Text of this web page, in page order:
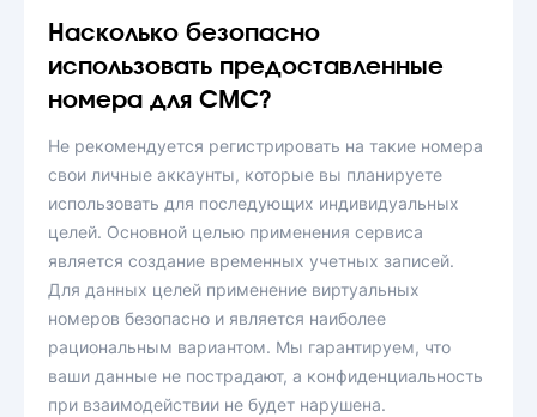
Насколько безопасно
использовать предоставленные
номера для СМС?
Не рекомендуется регистрировать на такие номера
свои личные аккаунты, которые вы планируете
использовать для последующих индивидуальных
целей. Основной целью применения сервиса
является создание временных учетных записей.
Для данных целей применение виртуальных
номеров безопасно и является наиболее
рациональным вариантом. Мы гарантируем, что
ваши данные не пострадают, а конфиденциальность
при взаимодействии не будет нарушена.